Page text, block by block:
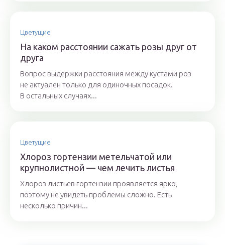
Цветущие
На каком расстоянии сажать розы друг от
друга
Вопрос выдержки расстояния между кустами роз
не актуален только для одиночных посадок.
В остальных случаях...
Цветущие
Хлороз гортензии метельчатой или
крупнолистной — чем лечить листья
Хлороз листьев гортензии проявляется ярко,
поэтому не увидеть проблемы сложно. Есть
несколько причин...